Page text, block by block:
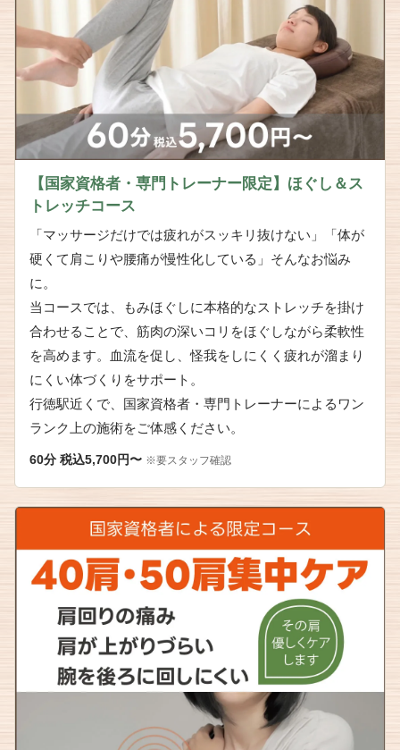
【国家資格者・専門トレーナー限定】ほぐし＆ス
トレッチコース
「マッサージだけでは疲れがスッキリ抜けない」「体が
硬くて肩こりや腰痛が慢性化している」そんなお悩み
に。
当コースでは、もみほぐしに本格的なストレッチを掛け
合わせることで、筋肉の深いコリをほぐしながら柔軟性
を高めます。血流を促し、怪我をしにくく疲れが溜まり
にくい体づくりをサポート。
行徳駅近くで、国家資格者・専門トレーナーによるワン
ランク上の施術をご体感ください。
60分 税込5,700円〜 ※要スタッフ確認